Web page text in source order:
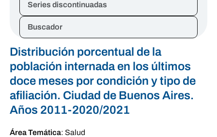
Series discontinuadas
Buscador
Distribución porcentual de la
población internada en los últimos
doce meses por condición y tipo de
afiliación. Ciudad de Buenos Aires.
Años 2011-2020/2021
Área Temática: Salud